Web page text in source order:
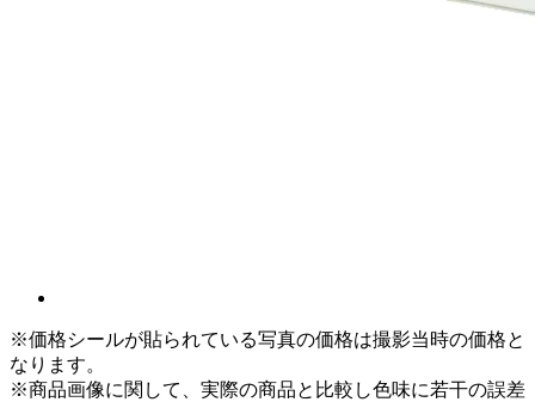
※価格シールが貼られている写真の価格は撮影当時の価格と
なります。
※商品画像に関して、実際の商品と比較し色味に若干の誤差